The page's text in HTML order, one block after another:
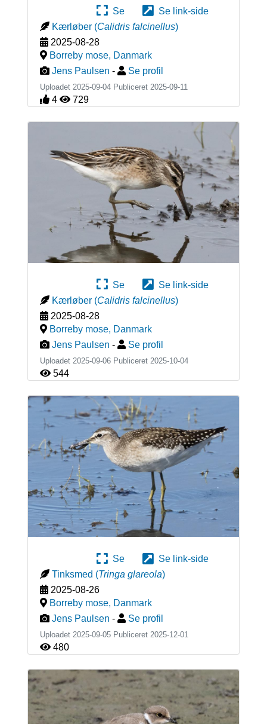
Se
Se link-side
Kærløber (Calidris falcinellus)
2025-08-28
Borreby mose, Danmark
Jens Paulsen - Se profil
Uploadet 2025-09-04 Publiceret 2025-09-11
4 729
Se
Se link-side
Kærløber (Calidris falcinellus)
2025-08-28
Borreby mose, Danmark
Jens Paulsen - Se profil
Uploadet 2025-09-06 Publiceret 2025-10-04
544
Se
Se link-side
Tinksmed (Tringa glareola)
2025-08-26
Borreby mose, Danmark
Jens Paulsen - Se profil
Uploadet 2025-09-05 Publiceret 2025-12-01
480